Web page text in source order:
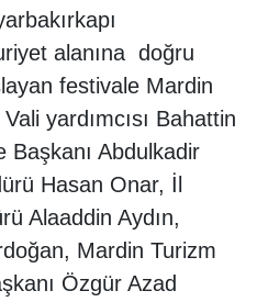
alanına doğru
festivale Mardin
yardımcısı Bahattin
Abdulkadir
Hasan Onar, İl
Alaaddin Aydın,
Mardin Turizm
Özgür Azad